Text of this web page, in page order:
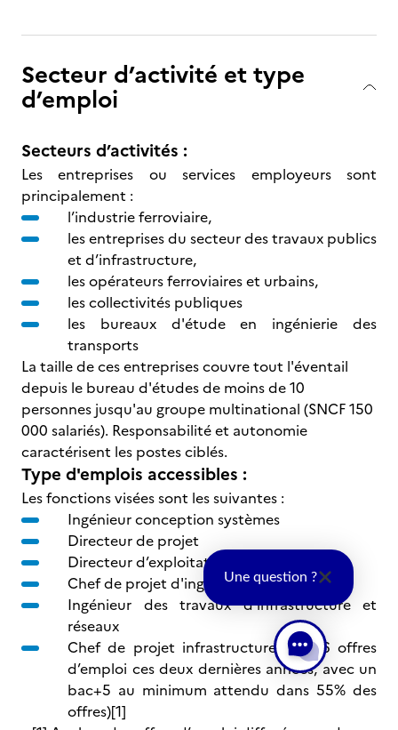
Secteur d’activité et type
d’emploi
Secteurs d’activités :
Les entreprises ou services employeurs sont
principalement :
l’industrie ferroviaire,
les entreprises du secteur des travaux publics
et d’infrastructure,
les opérateurs ferroviaires et urbains,
les collectivités publiques
les bureaux d'étude en ingénierie des
transports
La taille de ces entreprises couvre tout l'éventail
depuis le bureau d'études de moins de 10
personnes jusqu'au groupe multinational (SNCF 150
000 salariés). Responsabilité et autonomie
caractérisent les postes ciblés.
Type d'emplois accessibles :
Les fonctions visées sont les suivantes :
Ingénieur conception systèmes
Directeur de projet
Directeur d’exploitation/filiale
Chef de projet d'ingénierie
Ingénieur des travaux d’infrastructure et
réseaux
Chef de projet infrastructures (5006 offres
d’emploi ces deux dernières années, avec un
bac+5 au minimum attendu dans 55% des
offres)[1]
Une question ?